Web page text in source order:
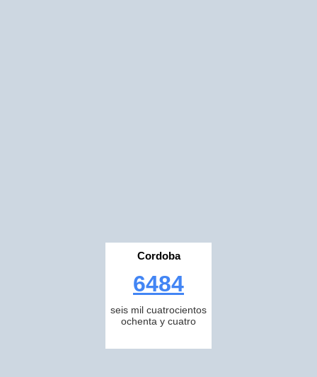
Cordoba
6484
seis mil cuatrocientos
ochenta y cuatro